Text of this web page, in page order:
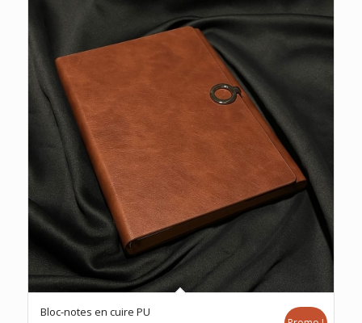
Bloc-notes en cuire PU